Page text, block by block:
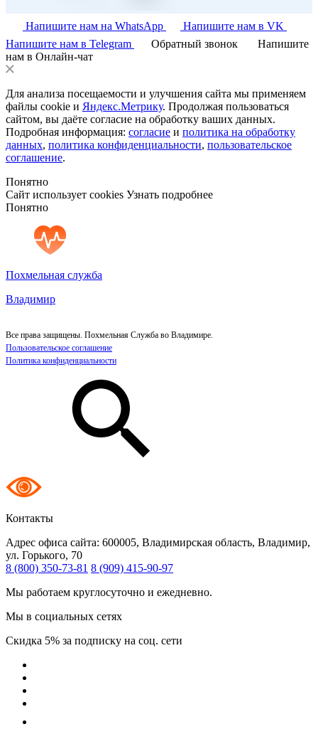
Напишите нам на WhatsApp
Напишите нам в VK
Напишите нам в Telegram
Обратный звонок
Напишите
нам в Онлайн-чат
Для анализа посещаемости и улучшения сайта мы применяем
файлы cookie и Яндекс.Метрику. Продолжая пользоваться
сайтом, вы даёте согласие на обработку ваших данных.
Подробная информация: согласие и политика на обработку
данных, политика конфиденциальности, пользовательское
соглашение.
Понятно
Сайт использует cookies Узнать подробнее
Понятно
Похмельная служба
Владимир
Все права защищены. Похмельная Служба во Владимире.
Пользовательское соглашение
Политика конфиденциальности
Контакты
Адрес офиса сайта: 600005, Владимирская область, Владимир,
ул. Горького, 70
8 (800) 350-73-81 8 (909) 415-90-97
Мы работаем круглосуточно и ежедневно.
Мы в социальных сетях
Скидка 5% за подписку на соц. сети